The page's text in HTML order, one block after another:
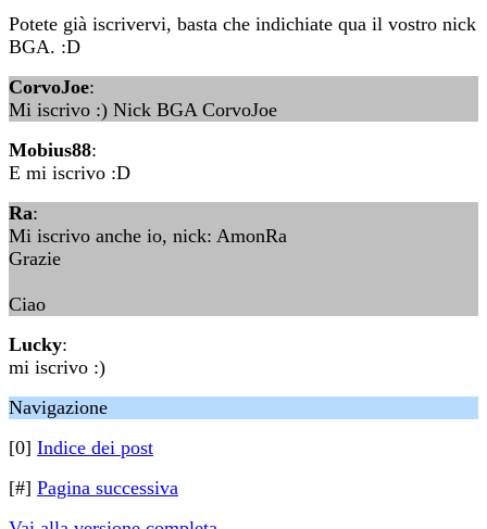
Potete già iscrivervi, basta che indichiate qua il vostro nick
BGA. :D
CorvoJoe:
Mi iscrivo :) Nick BGA CorvoJoe
Mobius88:
E mi iscrivo :D
Ra:
Mi iscrivo anche io, nick: AmonRa
Grazie
Ciao
Lucky:
mi iscrivo :)
Navigazione
[0] Indice dei post
[#] Pagina successiva